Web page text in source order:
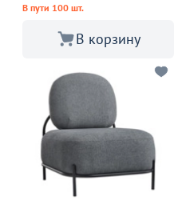
В пути 100 шт.
В корзину